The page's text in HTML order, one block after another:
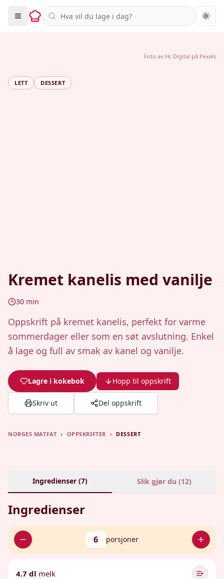
Søk i oppskrifter
LETT DESSERT
Kremet kanelis med vanilje
30 min
Oppskrift på kremet kanelis, perfekt for varme
sommerdager eller som en søt avslutning. Enkel
å lage og full av smak av kanel og vanilje.
Lagre i kokebok Hopp til oppskrift
Skriv ut Del oppskrift
Foto av Hc Digital på Pexels
NORGES MATFAT › OPPSKRIFTER › DESSERT
Ingredienser (7) Slik gjør du (12)
Ingredienser
6 porsjoner
4.7 dl melk